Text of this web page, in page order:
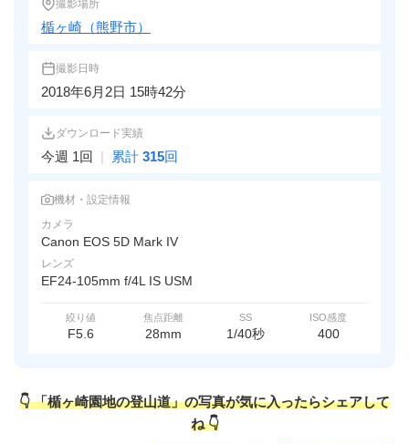
撮影場所
楯ヶ崎（熊野市）
撮影日時
2018年6月2日 15時42分
ダウンロード実績
今週 1回 | 累計 315回
機材・設定情報
カメラ
Canon EOS 5D Mark IV
レンズ
EF24-105mm f/4L IS USM
絞り値
F5.6
焦点距離
28mm
SS
1/40秒
ISO感度
400
👇 「楯ヶ崎園地の登山道」の写真が気に入ったらシェアして
ね 👇